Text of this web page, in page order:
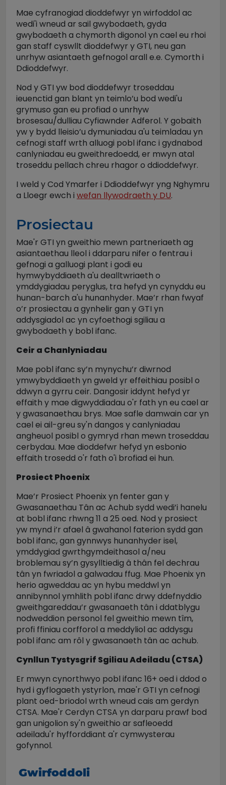
Mae cyfranogiad dioddefwyr yn wirfoddol ac
wedi'i wneud ar sail gwybodaeth, gyda
gwybodaeth a chymorth digonol yn cael eu rhoi
gan staff cyswllt dioddefwyr y GTI, neu gan
unrhyw asiantaeth gefnogol arall e.e. Cymorth i
Ddioddefwyr.
Nod y GTI yw bod dioddefwyr troseddau
ieuenctid gan blant yn teimlo’u bod wedi'u
grymuso gan eu profiad o unrhyw
brosesau/dulliau Cyfiawnder Adferol. Y gobaith
yw y bydd lleisio’u dymuniadau a'u teimladau yn
cefnogi staff wrth alluogi pobl ifanc i gydnabod
canlyniadau eu gweithredoedd, er mwyn atal
troseddu pellach chreu rhagor o ddioddefwyr.
I weld y Cod Ymarfer i Ddioddefwyr yng Nghymru
a Lloegr ewch i wefan llywodraeth y DU.
Prosiectau
Mae'r GTI yn gweithio mewn partneriaeth ag
asiantaethau lleol i ddarparu nifer o fentrau i
gefnogi a galluogi plant i godi eu
hymwybyddiaeth a'u dealltwriaeth o
ymddygiadau peryglus, tra hefyd yn cynyddu eu
hunan-barch a'u hunanhyder. Mae’r rhan fwyaf
o’r prosiectau a gynhelir gan y GTI yn
addysgiadol ac yn cyfoethogi sgiliau a
gwybodaeth y bobl ifanc.
Ceir a Chanlyniadau
Mae pobl ifanc sy’n mynychu’r diwrnod
ymwybyddiaeth yn gweld yr effeithiau posibl o
ddwyn a gyrru ceir. Dangosir iddynt hefyd yr
effaith y mae digwyddiadau o'r fath yn eu cael ar
y gwasanaethau brys. Mae safle damwain car yn
cael ei ail-greu sy'n dangos y canlyniadau
angheuol posibl o gymryd rhan mewn troseddau
cerbydau. Mae dioddefwr hefyd yn esbonio
effaith trosedd o'r fath o'i brofiad ei hun.
Prosiect Phoenix
Mae’r Prosiect Phoenix yn fenter gan y
Gwasanaethau Tân ac Achub sydd wedi’i hanelu
at bobl ifanc rhwng 11 a 25 oed. Nod y prosiect
yw mynd i’r afael â gwahanol faterion sydd gan
bobl ifanc, gan gynnwys hunanhyder isel,
ymddygiad gwrthgymdeithasol a/neu
broblemau sy’n gysylltiedig â thân fel dechrau
tân yn fwriadol a galwadau ffug. Mae Phoenix yn
herio agweddau ac yn hybu meddwl yn
annibynnol ymhlith pobl ifanc drwy ddefnyddio
gweithgareddau’r gwasanaeth tân i ddatblygu
nodweddion personol fel gweithio mewn tîm,
profi ffiniau corfforol a meddyliol ac addysgu
pobl ifanc am rôl y gwasanaeth tân ac achub.
Cynllun Tystysgrif Sgiliau Adeiladu (CTSA)
Er mwyn cynorthwyo pobl ifanc 16+ oed i ddod o
hyd i gyflogaeth ystyrlon, mae'r GTI yn cefnogi
plant oed-briodol wrth wneud cais am gerdyn
CTSA. Mae'r Cerdyn CTSA yn darparu prawf bod
gan unigolion sy'n gweithio ar safleoedd
adeiladu'r hyfforddiant a'r cymwysterau
gofynnol.
Gwirfoddoli